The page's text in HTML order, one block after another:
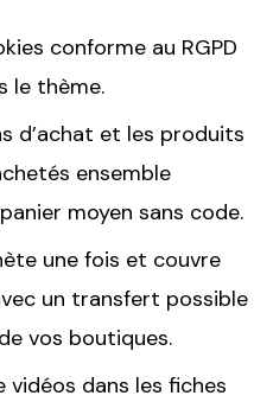
conforme au RGPD
le thème.
d’achat et les produits
ensemble
moyen sans code.
une fois et couvre
un transfert possible
vos boutiques.
vidéos dans les fiches